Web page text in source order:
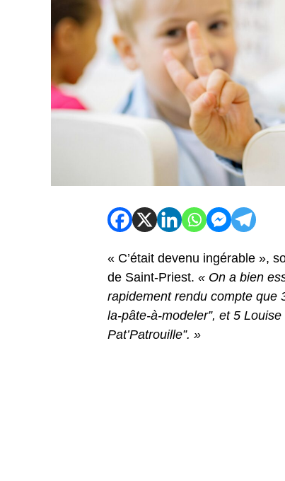
« C’était devenu ingérable »,
de Saint-Priest. « On a bien
rapidement rendu compte que
la-pâte-à-modeler”, et 5
Pat’Patrouille”. »